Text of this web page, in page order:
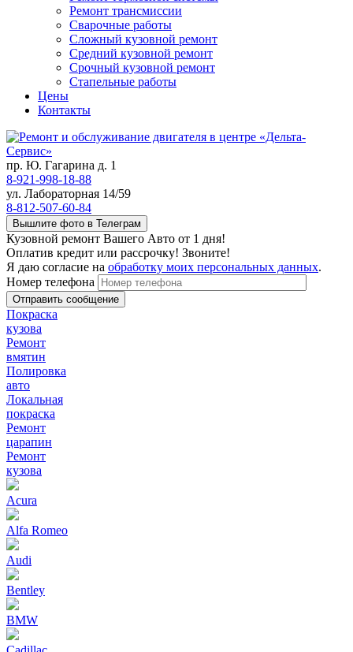
Ремонт трансмиссии
Сварочные работы
Сложный кузовной ремонт
Средний кузовной ремонт
Срочный кузовной ремонт
Стапельные работы
Цены
Контакты
пр. Ю. Гагарина д. 1
8-921-998-18-88
ул. Лабораторная 14/59
8-812-507-60-84
Вышлите фото в Телеграм
Кузовной ремонт Вашего Авто от 1 дня!
Оплатив кредит или рассрочку! Звоните!
Я даю согласие на обработку моих персональных данных.
Номер телефона
Покраска
кузова
Ремонт
вмятин
Полировка
авто
Локальная
покраска
Ремонт
царапин
Ремонт
кузова
Acura
Alfa Romeo
Audi
Bentley
BMW